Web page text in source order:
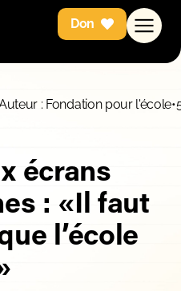
Don
: Fondation pour l'école•
écrans
: «Il faut
l’école